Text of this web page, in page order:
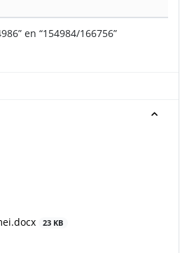
en “154984/166756”
23 KB